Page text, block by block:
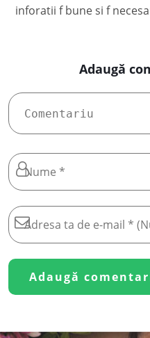
inforatii f bune si f
Adaugă